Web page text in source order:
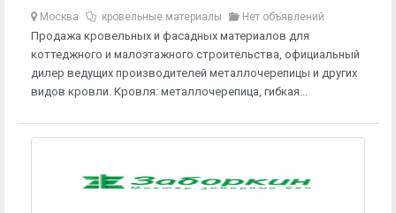
Москва кровельные материалы Нет объявлений
Продажа кровельных и фасадных материалов для
коттеджного и малоэтажного строительства, официальный
дилер ведущих производителей металлочерепицы и других
видов кровли. Кровля: металлочерепица, гибкая...